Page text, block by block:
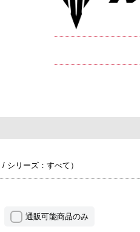
/ シリーズ：すべて ）
通販可能商品のみ